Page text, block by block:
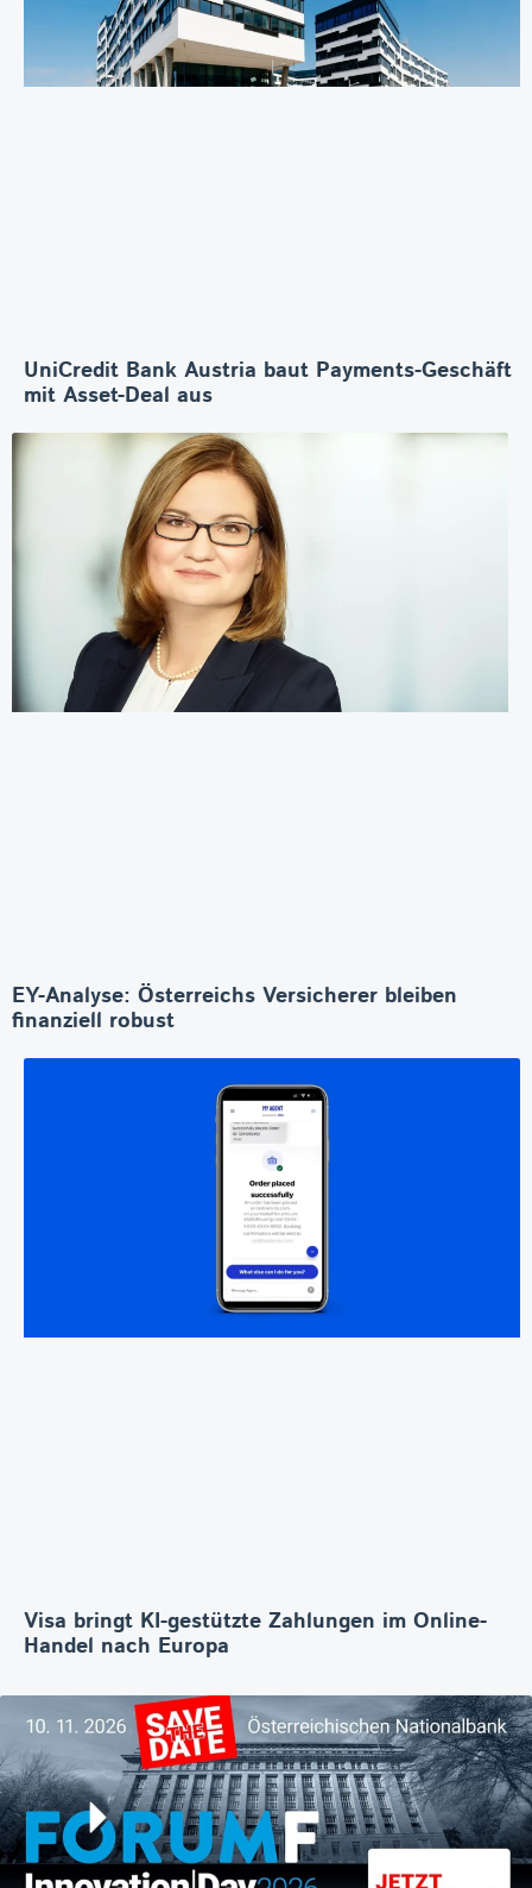
UniCredit Bank Austria baut Payments-Geschäft
mit Asset-Deal aus
EY-Analyse: Österreichs Versicherer bleiben
finanziell robust
Visa bringt KI-gestützte Zahlungen im Online-
Handel nach Europa